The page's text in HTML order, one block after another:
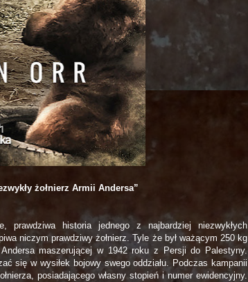
żołnierz Armii Andersa”
prawdziwa historia jednego z najbardziej niezwykłych
niczym prawdziwy żołnierz. Tyle że był ważącym 250 kg
maszerującej w 1942 roku z Persji do Palestyny.
się w wysiłek bojowy swego oddziału. Podczas kampanii
posiadającego własny stopień i numer ewidencyjny.